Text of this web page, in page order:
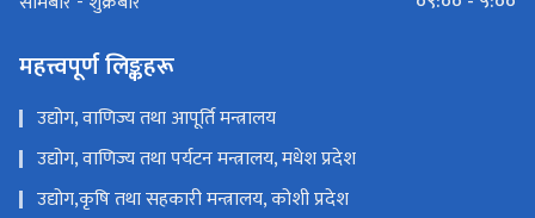
महत्त्वपूर्ण लिङ्कहरू
उद्योग, वाणिज्य तथा आपूर्ति मन्त्रालय
उद्योग, वाणिज्य तथा पर्यटन मन्त्रालय, मधेश प्रदेश
उद्योग,कृषि तथा सहकारी मन्त्रालय, कोशी प्रदेश